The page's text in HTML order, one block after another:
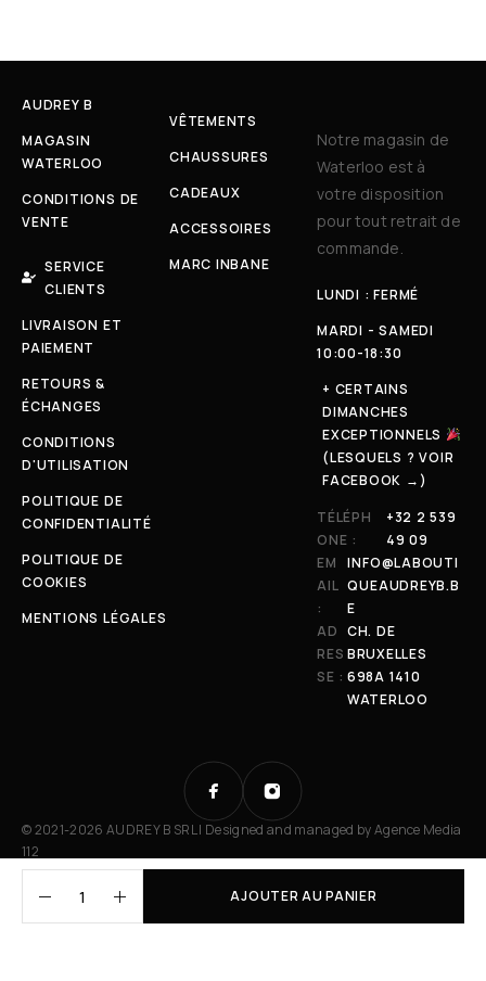
AJOUTER AU PANIER
AUDREY B
MAGASIN
WATERLOO
CONDITIONS DE
VENTE
SERVICE
CLIENTS
LIVRAISON ET
PAIEMENT
RETOURS &
ÉCHANGES
CONDITIONS
D'UTILISATION
POLITIQUE DE
CONFIDENTIALITÉ
POLITIQUE DE
COOKIES
MENTIONS LÉGALES
VÊTEMENTS
CHAUSSURES
CADEAUX
ACCESSOIRES
MARC INBANE
Notre magasin de
Waterloo est à
votre disposition
pour tout retrait de
commande.
LUNDI : FERMÉ
MARDI - SAMEDI
10:00-18:30
+ CERTAINS
DIMANCHES
EXCEPTIONNELS
(LESQUELS ? VOIR
FACEBOOK →)
TÉLÉPH
ONE :
+32 2 539
49 09
EM
AIL
:
INFO@LABOUTI
QUEAUDREYB.B
E
AD
RES
SE :
CH. DE
BRUXELLES
698A 1410
WATERLOO
© 2021-2026 AUDREY B SRL | Designed and managed byAgence Media
112